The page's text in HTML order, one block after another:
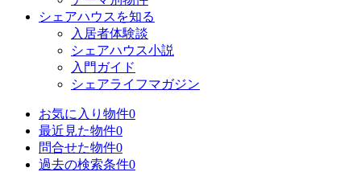
シェアハウスを知る
入居者体験談
シェアハウス小説
入門ガイド
シェアライフマガジン
お気に入り物件0
最近見た物件0
問合せた物件0
過去の検索条件0